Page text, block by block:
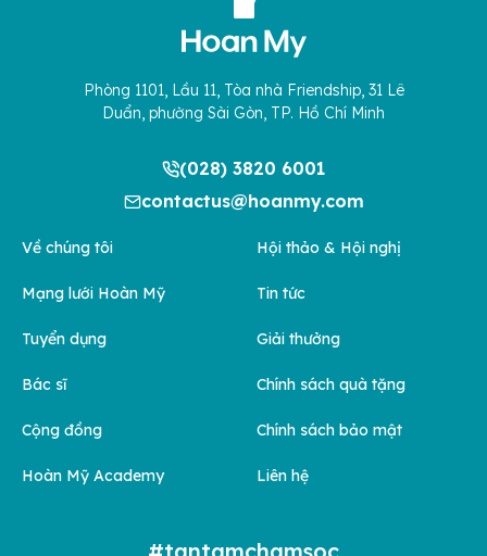
Phòng 1101, Lầu 11, Tòa nhà Friendship, 31 Lê
Duẩn, phường Sài Gòn, TP. Hồ Chí Minh
(028) 3820 6001
contactus@hoanmy.com
Về chúng tôi
Mạng lưới Hoàn Mỹ
Tuyển dụng
Bác sĩ
Cộng đồng
Hoàn Mỹ Academy
Hội thảo & Hội nghị
Tin tức
Giải thưởng
Chính sách quà tặng
Chính sách bảo mật
Liên hệ